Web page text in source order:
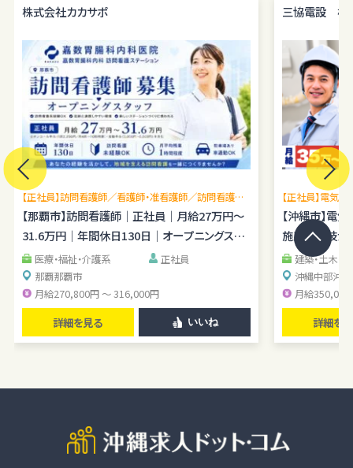
株式会社カカサポ
【正社員】訪問看護師／看護師・准看護師／訪問看護未
経験OK／月平均残業1時間程度／駐車場あり
【那覇市】訪問看護師｜正社員｜月給27万円～
31.6万円｜年間休日130日｜オープニングスタ
ッフ医療・福祉・介護系
正社員
那覇那覇市
月給270,800円 ～ 316,000円
詳細を見る いいね
三協電設 株
【正社員】電気
理経験を広げら
【沖縄市】電
施工管理技
建築・土木・
沖縄中部沖
月給
詳細を